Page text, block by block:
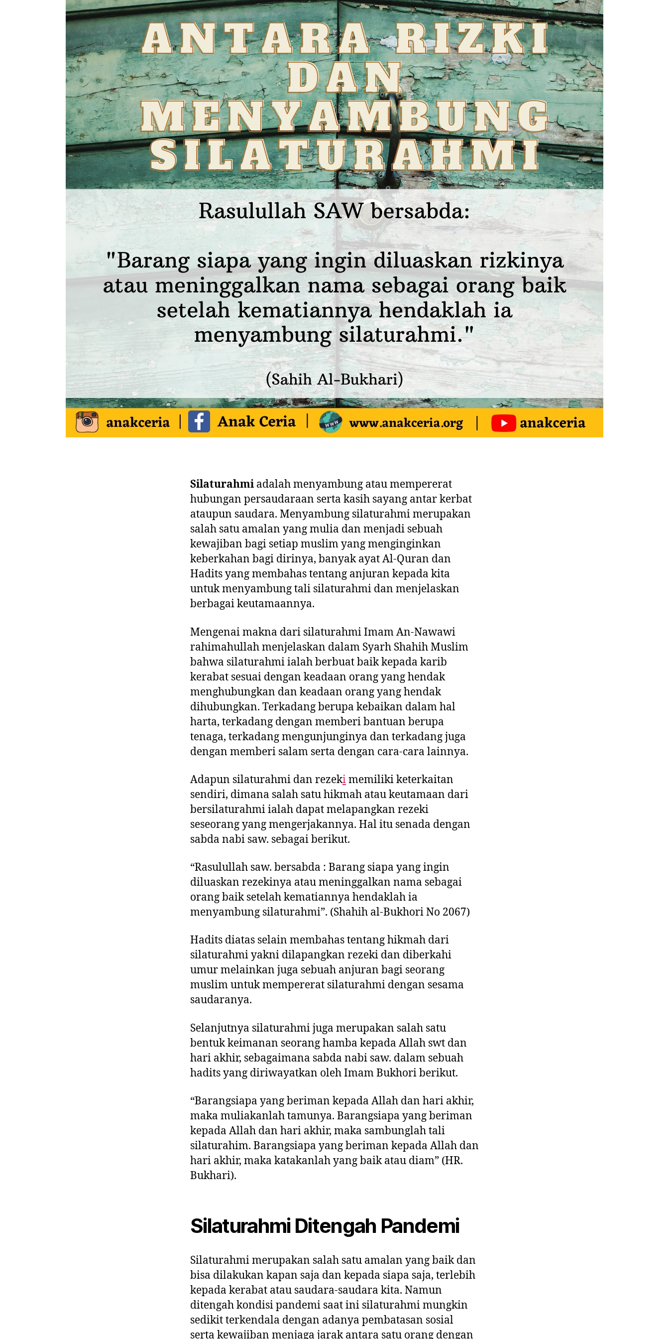
Silaturahmi adalah menyambung atau mempererat
hubungan persaudaraan serta kasih sayang antar kerbat
ataupun saudara. Menyambung silaturahmi merupakan
salah satu amalan yang mulia dan menjadi sebuah
kewajiban bagi setiap muslim yang menginginkan
keberkahan bagi dirinya, banyak ayat Al-Quran dan
Hadits yang membahas tentang anjuran kepada kita
untuk menyambung tali silaturahmi dan menjelaskan
berbagai keutamaannya.
Mengenai makna dari silaturahmi Imam An-Nawawi
rahimahullah menjelaskan dalam Syarh Shahih Muslim
bahwa silaturahmi ialah berbuat baik kepada karib
kerabat sesuai dengan keadaan orang yang hendak
menghubungkan dan keadaan orang yang hendak
dihubungkan. Terkadang berupa kebaikan dalam hal
harta, terkadang dengan memberi bantuan berupa
tenaga, terkadang mengunjunginya dan terkadang juga
dengan memberi salam serta dengan cara-cara lainnya.
Adapun silaturahmi dan rezekimemiliki keterkaitan
sendiri, dimana salah satu hikmah atau keutamaan dari
bersilaturahmi ialah dapat melapangkan rezeki
seseorang yang mengerjakannya. Hal itu senada dengan
sabda nabi saw. sebagai berikut.
“Rasulullah saw. bersabda : Barang siapa yang ingin
diluaskan rezekinya atau meninggalkan nama sebagai
orang baik setelah kematiannya hendaklah ia
menyambung silaturahmi”. (Shahih al-Bukhori No 2067)
Hadits diatas selain membahas tentang hikmah dari
silaturahmi yakni dilapangkan rezeki dan diberkahi
umur melainkan juga sebuah anjuran bagi seorang
muslim untuk mempererat silaturahmi dengan sesama
saudaranya.
Selanjutnya silaturahmi juga merupakan salah satu
bentuk keimanan seorang hamba kepada Allah swt dan
hari akhir, sebagaimana sabda nabi saw. dalam sebuah
hadits yang diriwayatkan oleh Imam Bukhori berikut.
“Barangsiapa yang beriman kepada Allah dan hari akhir,
maka muliakanlah tamunya. Barangsiapa yang beriman
kepada Allah dan hari akhir, maka sambunglah tali
silaturahim. Barangsiapa yang beriman kepada Allah dan
hari akhir, maka katakanlah yang baik atau diam” (HR.
Bukhari).
Silaturahmi Ditengah Pandemi
Silaturahmi merupakan salah satu amalan yang baik dan
bisa dilakukan kapan saja dan kepada siapa saja, terlebih
kepada kerabat atau saudara-saudara kita. Namun
ditengah kondisi pandemi saat ini silaturahmi mungkin
sedikit terkendala dengan adanya pembatasan sosial
serta kewajiban menjaga jarak antara satu orang dengan